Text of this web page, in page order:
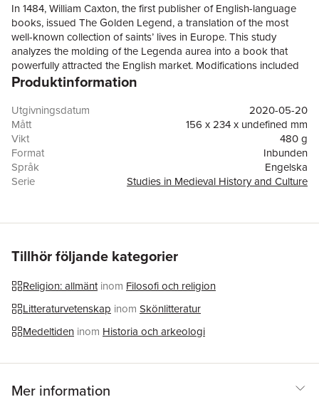
In 1484, William Caxton, the first publisher of English-language
books, issued The Golden Legend, a translation of the most
well-known collection of saints’ lives in Europe. This study
analyzes the molding of the Legenda aurea into a book that
powerfully attracted the English market. Modifications included
not only illustrations and changes in the arrangement of
translated excerpts from the Bible, showing an appetite for
vernacular scripture and stories about England’s past. The
publication history of Caxton’s Golden Legend reveals attitudes
towards national identity and piety within the context of English
print culture during the half century prior to the Henrician
Reformation.
Produktinformation
Utgivningsdatum
2020-05-20
Mått
156 x 234 x undefined mm
Vikt
480 g
Format
Inbunden
Språk
Engelska
Serie
Studies in Medieval History and Culture
ISBN
9780367276126
Tillhör följande kategorier
Religion: allmänt inom Filosofi och religion
Litteraturvetenskap inom Skönlitteratur
Medeltiden inom Historia och arkeologi
Mer information